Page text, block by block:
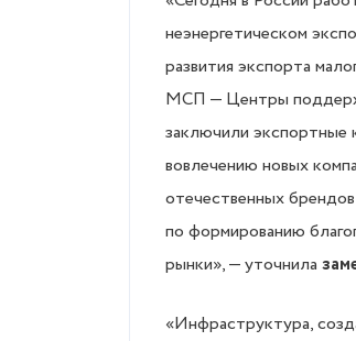
неэнергетическом
развития экспорта
МСП — Центры
заключили
вовлечению новых
отечественных
по формированию
рынки», — уточнила
«Инфраструктура,